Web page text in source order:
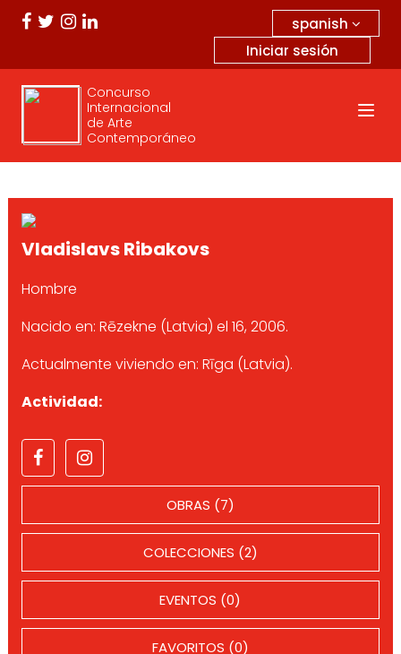
spanish
Iniciar sesión
Concurso
Internacional
de Arte
Contemporáneo
Vladislavs Ribakovs
Hombre
Nacido en: Rēzekne (Latvia) el 16, 2006.
Actualmente viviendo en: Rīga (Latvia).
Actividad:
OBRAS (7)
COLECCIONES (2)
EVENTOS (0)
FAVORITOS (0)